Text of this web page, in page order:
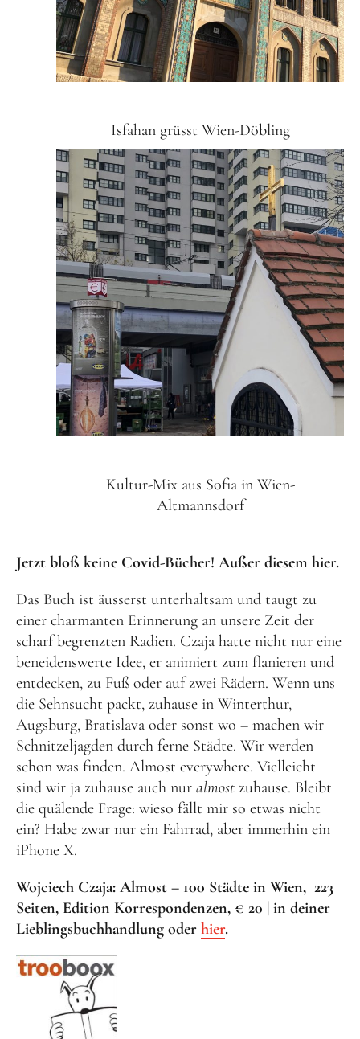
Isfahan grüsst Wien-Döbling
Kultur-Mix aus Sofia in Wien-
Altmannsdorf
Jetzt bloß keine Covid-Bücher! Außer diesem hier.
Das Buch ist äusserst unterhaltsam und taugt zu
einer charmanten Erinnerung an unsere Zeit der
scharf begrenzten Radien. Czaja hatte nicht nur eine
beneidenswerte Idee, er animiert zum flanieren und
entdecken, zu Fuß oder auf zwei Rädern. Wenn uns
die Sehnsucht packt, zuhause in Winterthur,
Augsburg, Bratislava oder sonst wo – machen wir
Schnitzeljagden durch ferne Städte. Wir werden
schon was finden. Almost everywhere. Vielleicht
sind wir ja zuhause auch nur almost zuhause. Bleibt
die quälende Frage: wieso fällt mir so etwas nicht
ein? Habe zwar nur ein Fahrrad, aber immerhin ein
iPhone X.
Wojciech Czaja: Almost – 100 Städte in Wien, 223
Seiten, Edition Korrespondenzen, € 20 | in deiner
Lieblingsbuchhandlung oder hier.